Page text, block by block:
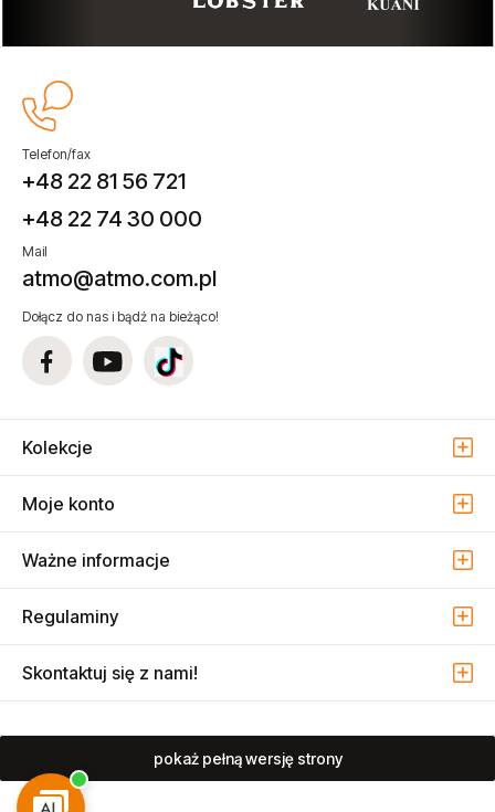
Telefon/fax
+48 22 81 56 721
+48 22 74 30 000
Mail
atmo@atmo.com.pl
Dołącz do nas i bądź na bieżąco!
Kolekcje
Moje konto
Ważne informacje
Regulaminy
Skontaktuj się z nami!
pokaż pełną wersję strony